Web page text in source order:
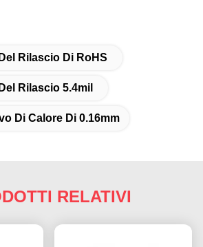
Rilascio Di RoHS
Rilascio 5.4mil
Di Calore Di 0.16mm
RELATIVI